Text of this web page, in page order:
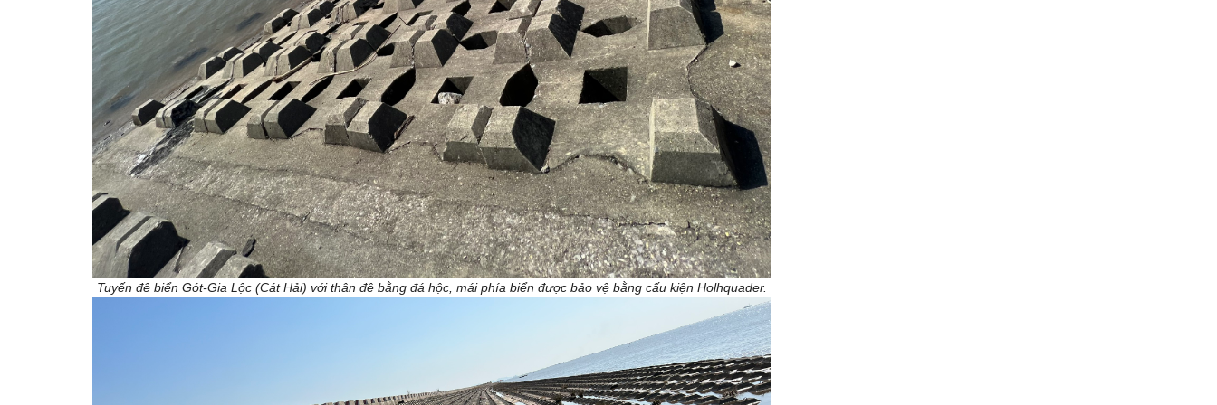
Tuyến đê biển Gót-Gia Lộc (Cát Hải) với thân đê bằng đá hộc, mái phía biển được bảo vệ bằng cấu kiện Holhquader.